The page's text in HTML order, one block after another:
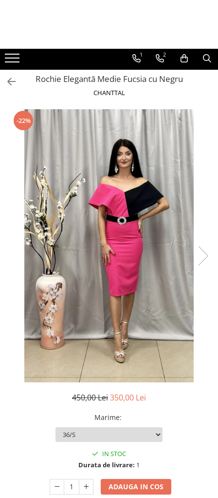
Rochii elegante lungi
Rochii elegante midi
Rochii elegante scurte
Rochii de ocazie
Rochii de nuntă
Rochii cu imprimeuri
Rochii elegante cu pene
Rochii mărimi mari
1 2
Rochie Elegantă Medie Fucsia cu Negru
CHANTTAL
-22%
450,00 Lei350,00 Lei
Marime:
IN STOC
Durata de livrare: 1
ADAUGA IN COS